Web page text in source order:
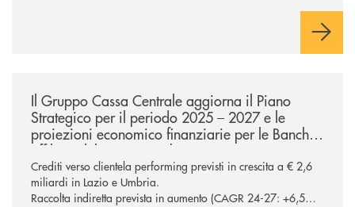
Il Gruppo Cassa Centrale aggiorna il Piano
Strategico per il periodo 2025 – 2027 e le
proiezioni economico finanziarie per le Banche
affiliate del Lazio e Umbria
Crediti verso clientela performing previsti in crescita a € 2,6
miliardi in Lazio e Umbria.
Raccolta indiretta prevista in aumento (CAGR 24-27: +6,5%